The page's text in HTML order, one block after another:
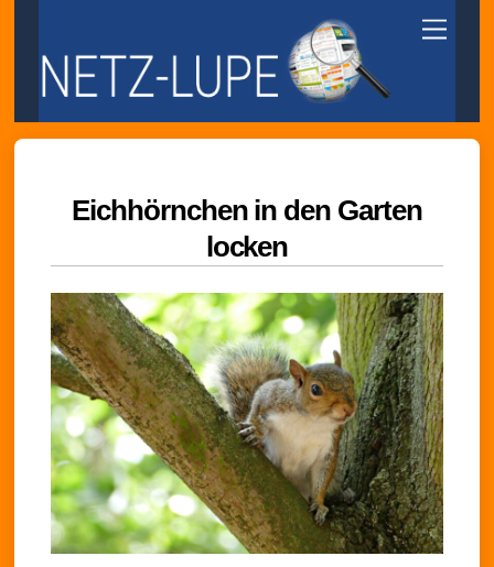
content
Menu
Eichhörnchen in den Garten
locken